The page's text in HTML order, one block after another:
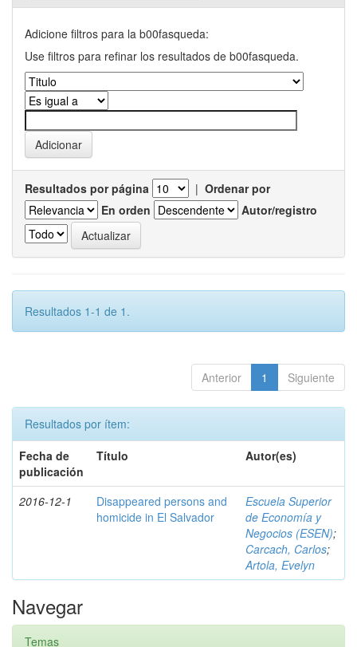
Adicione filtros para la b00fasqueda:
Use filtros para refinar los resultados de b00fasqueda.
Resultados por página | Ordenar por
En orden
Autor/registro
Resultados 1-1 de 1.
Anterior 1 Siguiente
Resultados por ítem:
Fecha de
publicación
Título Autor(es)
2016-12-1
Disappeared persons and
homicide in El Salvador
Escuela Superior
de Economía y
Negocios (ESEN);
Carcach, Carlos;
Artola, Evelyn
Navegar
Temas